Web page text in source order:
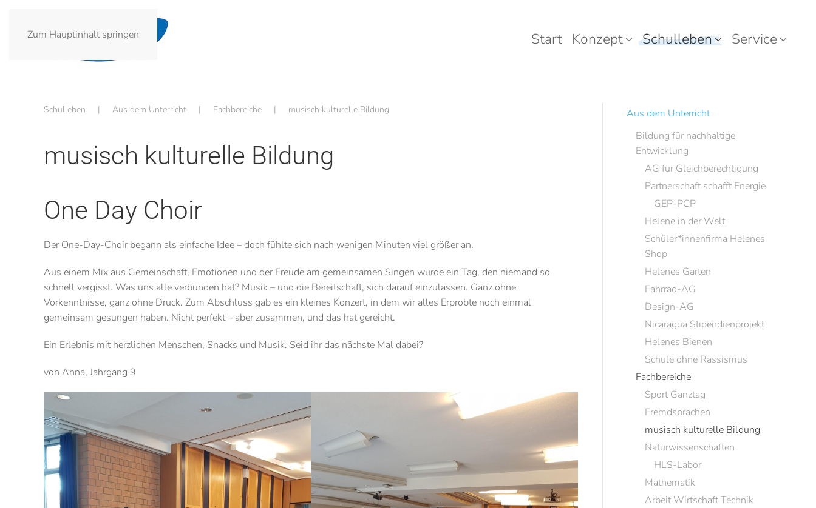
Zum Hauptinhalt springen Start Konzept Schulleben Service
Schulleben Aus dem Unterricht Fachbereiche musisch kulturelle Bildung
musisch kulturelle Bildung
One Day Choir
Der One-Day-Choir begann als einfache Idee – doch fühlte sich nach wenigen Minuten viel größer an.
Aus einem Mix aus Gemeinschaft, Emotionen und der Freude am gemeinsamen Singen wurde ein Tag, den niemand so
schnell vergisst. Was uns alle verbunden hat? Musik – und die Bereitschaft, sich darauf einzulassen. Ganz ohne
Vorkenntnisse, ganz ohne Druck. Zum Abschluss gab es ein kleines Konzert, in dem wir alles Erprobte noch einmal
gemeinsam gesungen haben. Nicht perfekt – aber zusammen, und das hat gereicht.
Ein Erlebnis mit herzlichen Menschen, Snacks und Musik. Seid ihr das nächste Mal dabei?
von Anna, Jahrgang 9
Aus dem Unterricht
Bildung für nachhaltige
Entwicklung
AG für Gleichberechtigung
Partnerschaft schafft Energie
GEP-PCP
Helene in der Welt
Schüler*innenfirma Helenes
Shop
Helenes Garten
Fahrrad-AG
Design-AG
Nicaragua Stipendienprojekt
Helenes Bienen
Schule ohne Rassismus
Fachbereiche
Sport Ganztag
Fremdsprachen
musisch kulturelle Bildung
Naturwissenschaften
HLS-Labor
Mathematik
Arbeit Wirtschaft Technik